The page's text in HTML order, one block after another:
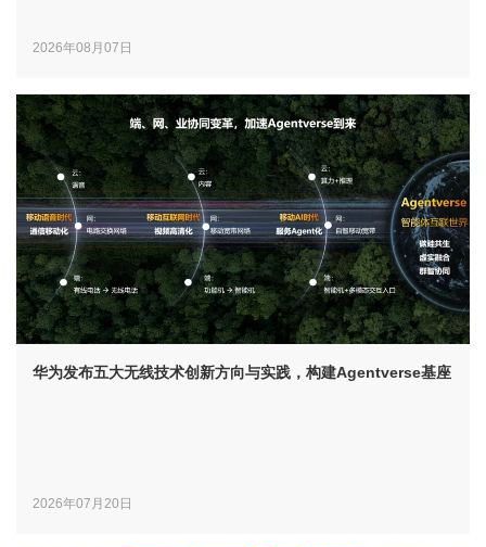
2026年08月07日
华为发布五大无线技术创新方向与实践，构建Agentverse基座
2026年07月20日